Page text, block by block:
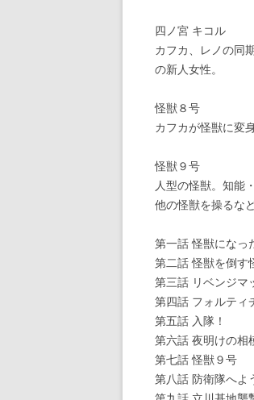
四ノ宮 キコル
カフカ、レノの同
の新人女性。
怪獣８号
カフカが怪獣に変
怪獣９号
人型の怪獣。知能
他の怪獣を操るな
第一話 怪獣になっ
第二話 怪獣を倒す
第三話 リベンジマ
第四話 フォルティ
第五話 入隊！
第六話 夜明けの相
第七話 怪獣９号
第八話 防衛隊へよ